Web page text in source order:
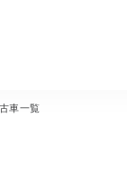
車一覧